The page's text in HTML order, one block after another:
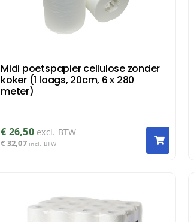
Midi poetspapier cellulose zonder
koker (1 laags, 20cm, 6 x 280
meter)
€ 26,50 excl. BTW
€ 32,07 incl. BTW